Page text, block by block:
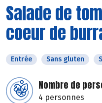
Salade de
coeur de
Entrée Sans gluten
Nombre de
4 personnes